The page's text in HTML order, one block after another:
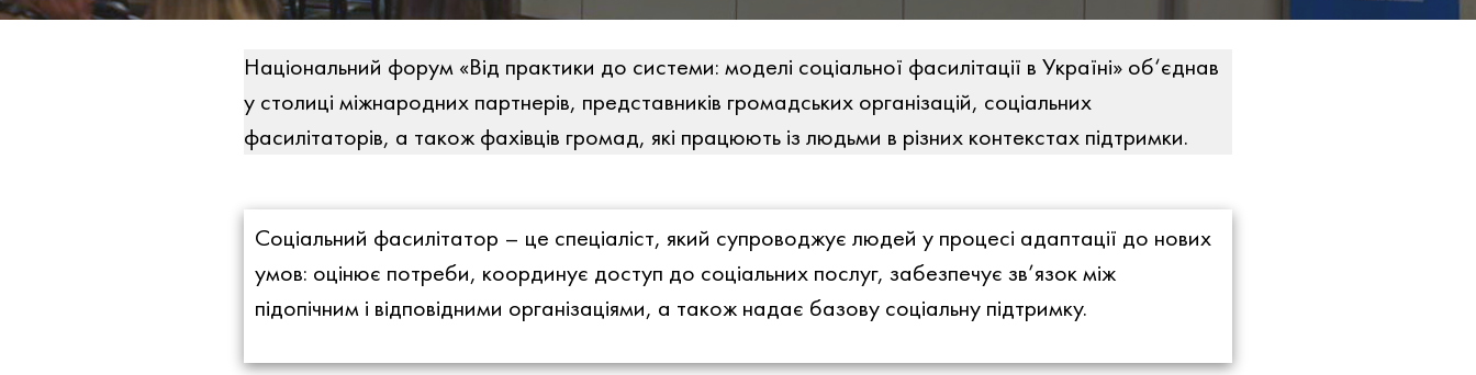
Національний форум «Від практики до системи: моделі соціальної фасилітації в Україні» об‘єднав
у столиці міжнародних партнерів, представників громадських організацій, соціальних
фасилітаторів, а також фахівців громад, які працюють із людьми в різних контекстах підтримки.
Соціальний фасилітатор – це спеціаліст, який супроводжує людей у процесі адаптації до нових
умов: оцінює потреби, координує доступ до соціальних послуг, забезпечує зв’язок між
підопічним і відповідними організаціями, а також надає базову соціальну підтримку.